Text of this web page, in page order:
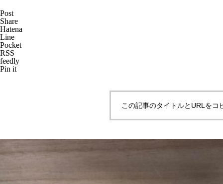
Post
Share
Hatena
Line
Pocket
RSS
feedly
Pin it
この記事のタイトルとURLをコ